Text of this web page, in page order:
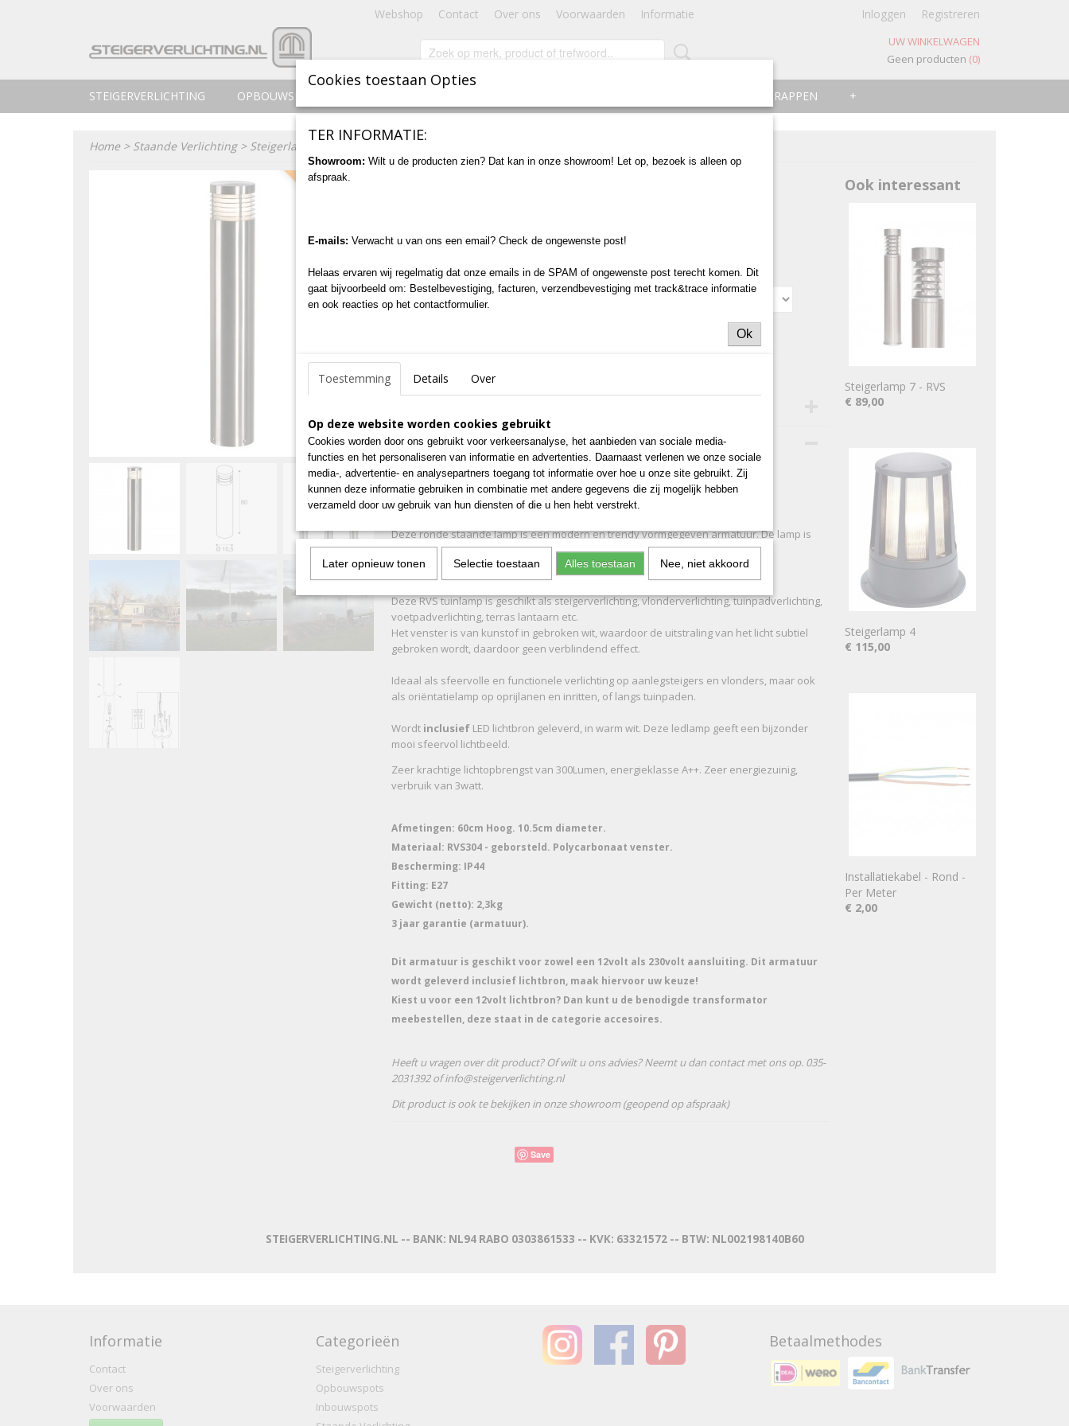
Webshop Contact Over ons Voorwaarden Informatie Inloggen Registreren
UW WINKELWAGEN
Geen producten (0)
STEIGERVERLICHTING OPBOUWSPOTS ZWEMTRAPPEN +
Home> Staande Verlichting> Steigerlamp 8 - RVS - Hoog
Levertijd 2 tot 4 Werkdagen
12v - of - 230v uitvoering Aantal
Bruto gewicht
2,30 Kg
Afmetingen (l,b,h)
10,50 x 10,50 x 60 cm
Omschrijving
Steigerlamp 8 - RVS - Hoog
Deze ronde staande lamp is een modern en trendy vormgegeven armatuur. De lamp is
vervaardigd van een RVS304, geborsteld.
Deze RVS tuinlamp is geschikt als steigerverlichting, vlonderverlichting, tuinpadverlichting,
voetpadverlichting, terras lantaarn etc.
Het venster is van kunstof in gebroken wit, waardoor de uitstraling van het licht subtiel
gebroken wordt, daardoor geen verblindend effect.
Ideaal als sfeervolle en functionele verlichting op aanlegsteigers en vlonders, maar ook
als oriëntatielamp op oprijlanen en inritten, of langs tuinpaden.
Wordt inclusief LED lichtbron geleverd, in warm wit. Deze ledlamp geeft een bijzonder
mooi sfeervol lichtbeeld.
Zeer krachtige lichtopbrengst van 300Lumen, energieklasse A++. Zeer energiezuinig,
verbruik van 3watt.
Afmetingen: 60cm Hoog. 10.5cm diameter.
Materiaal: RVS304 - geborsteld. Polycarbonaat venster.
Bescherming: IP44
Fitting: E27
Gewicht (netto): 2,3kg
3 jaar garantie (armatuur).
Dit armatuur is geschikt voor zowel een 12volt als 230volt aansluiting. Dit armatuur
wordt geleverd inclusief lichtbron, maak hiervoor uw keuze!
Kiest u voor een 12volt lichtbron? Dan kunt u de benodigde transformator
meebestellen, deze staat in de categorie accesoires.
Heeft u vragen over dit product? Of wilt u ons advies? Neemt u dan contact met ons op. 035-
2031392 of info@steigerverlichting.nl
Dit product is ook te bekijken in onze showroom (geopend op afspraak)
Save
Ook interessant
Steigerlamp 7 - RVS
€ 89,00
Steigerlamp 4
€ 115,00
Installatiekabel - Rond -
Per Meter
€ 2,00
STEIGERVERLICHTING.NL -- BANK: NL94 RABO 0303861533 -- KVK: 63321572 -- BTW: NL002198140B60
Informatie
Contact
Over ons
Voorwaarden
Categorieën
Steigerverlichting
Opbouwspots
Inbouwspots
Betaalmethodes
Cookies toestaan Opties
TER INFORMATIE:
Showroom: Wilt u de producten zien? Dat kan in onze showroom! Let op, bezoek is alleen op
afspraak.
E-mails: Verwacht u van ons een email? Check de ongewenste post!
Helaas ervaren wij regelmatig dat onze emails in de SPAM of ongewenste post terecht komen. Dit
gaat bijvoorbeeld om: Bestelbevestiging, facturen, verzendbevestiging met track&trace informatie
en ook reacties op het contactformulier.
Ok
Toestemming Details Over
Op deze website worden cookies gebruikt
Cookies worden door ons gebruikt voor verkeersanalyse, het aanbieden van sociale media-
functies en het personaliseren van informatie en advertenties. Daarnaast verlenen we onze sociale
media-, advertentie- en analysepartners toegang tot informatie over hoe u onze site gebruikt. Zij
kunnen deze informatie gebruiken in combinatie met andere gegevens die zij mogelijk hebben
verzameld door uw gebruik van hun diensten of die u hen hebt verstrekt.
Later opnieuw tonen Selectie toestaan Alles toestaan Nee, niet akkoord